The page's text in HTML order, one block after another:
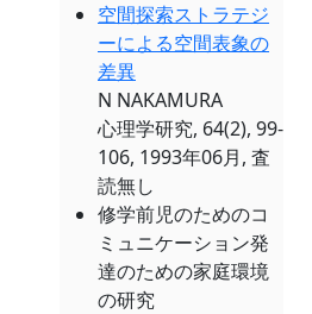
空間探索ストラテジ
ーによる空間表象の
差異
N NAKAMURA
心理学研究, 64(2), 99-
106, 1993年06月, 査
読無し
修学前児のためのコ
ミュニケーション発
達のための家庭環境
の研究